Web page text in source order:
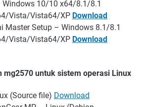
Windows 10/10 x64/8.1/8.1
Vista/Vista64/XP Download
Master Setup – Windows 8.1/8.1
Vista/Vista64/XP Download
mg2570 untuk sistem operasi Linux
(Source file) Download